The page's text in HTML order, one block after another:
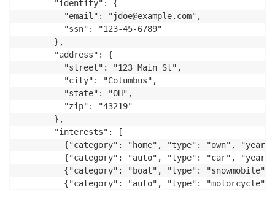
    "identity": {
      "email": "jdoe@example.com",
      "ssn": "123-45-6789"
    },
    "address": {
      "street": "123 Main St",
      "city": "Columbus",
      "state": "OH",
      "zip": "43219"
    },
    "interests": [
{"category": "home", "type": "own",
{"category": "auto", "type": "car",
{"category": "boat", "type":
{"category": "auto", "type":